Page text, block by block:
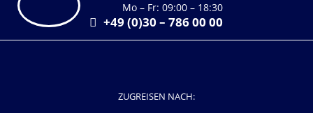
Mo – Fr: 09:00 – 18:30
+49 (0)30 – 786 00 00
ZUGREISEN NACH: